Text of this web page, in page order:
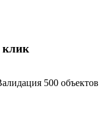
клик
500 объектов